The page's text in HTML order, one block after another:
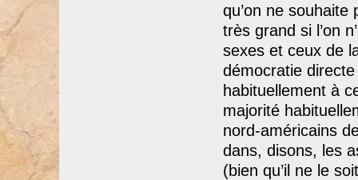
qu’on ne
très grand si l’on
sexes et ceux de
démocratie
habituellement à
majorité
nord-américains
dans, disons, les
(bien qu’il ne le